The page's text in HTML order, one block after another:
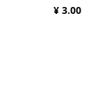
¥ 3.00